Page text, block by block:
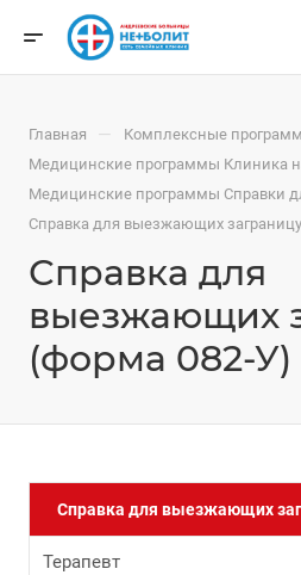
Главная — Комплексные
Медицинские программы Клиника
Медицинские программы Справки
Справка для выезжающих
Справка для
выезжающих
(форма 082-У)
Справка для выезжающих
Терапевт